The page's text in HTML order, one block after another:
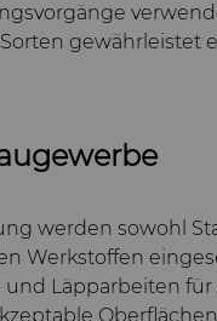
werden sowohl
Werkstoffen
und Läpparbeiten